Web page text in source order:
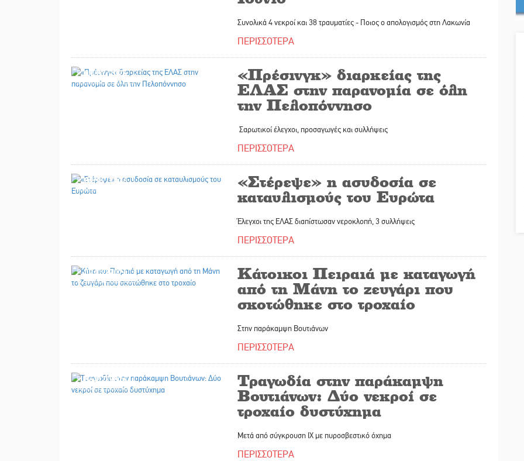
Συνολικά 4 νεκροί και 38 τραυματίες - Ποιος ο απολογισμός στη Λακωνία
ΠΕΡΙΣΣΟΤΕΡΑ
09/07/2026
«Πρέσινγκ» διαρκείας της
ΕΛΑΣ στην παρανομία σε όλη
την Πελοπόννησο
Σαρωτικοί έλεγχοι, προσαγωγές και συλλήψεις
ΠΕΡΙΣΣΟΤΕΡΑ
09/07/2026
«Στέρεψε» η ασυδοσία σε
καταυλισμούς του Ευρώτα
Έλεγχοι της ΕΛΑΣ διαπίστωσαν νεροκλοπή, 3 συλλήψεις
ΠΕΡΙΣΣΟΤΕΡΑ
07/07/2026
Κάτοικοι Πειραιά με καταγωγή
από τη Μάνη το ζευγάρι που
σκοτώθηκε στο τροχαίο
Στην παράκαμψη Βουτιάνων
ΠΕΡΙΣΣΟΤΕΡΑ
06/07/2026
Τραγωδία στην παράκαμψη
Βουτιάνων: Δύο νεκροί σε
τροχαίο δυστύχημα
Μετά από σύγκρουση ΙΧ με πυροσβεστικό όχημα
ΠΕΡΙΣΣΟΤΕΡΑ